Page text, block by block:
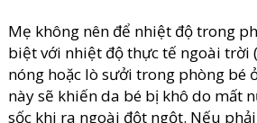
Mẹ không nên để nhiệt độ trong
biệt với nhiệt độ thực tế ngoài trời
nóng hoặc lò sưởi trong phòng bé
này sẽ khiến da bé bị khô do mất
sốc khi ra ngoài đột ngột. Nếu